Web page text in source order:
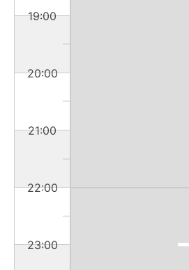
19:00
20:00
21:00
22:00
23:00